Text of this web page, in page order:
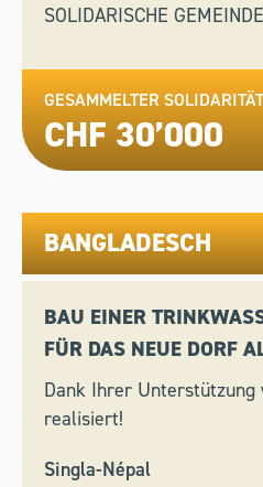
SOLIDARISCHE
GESAMMELTER
CHF 30’000
BANGLADESCH
BAU EINER
FÜR DAS NEUE DORF
Dank Ihrer
realisiert!
Singla-Népal